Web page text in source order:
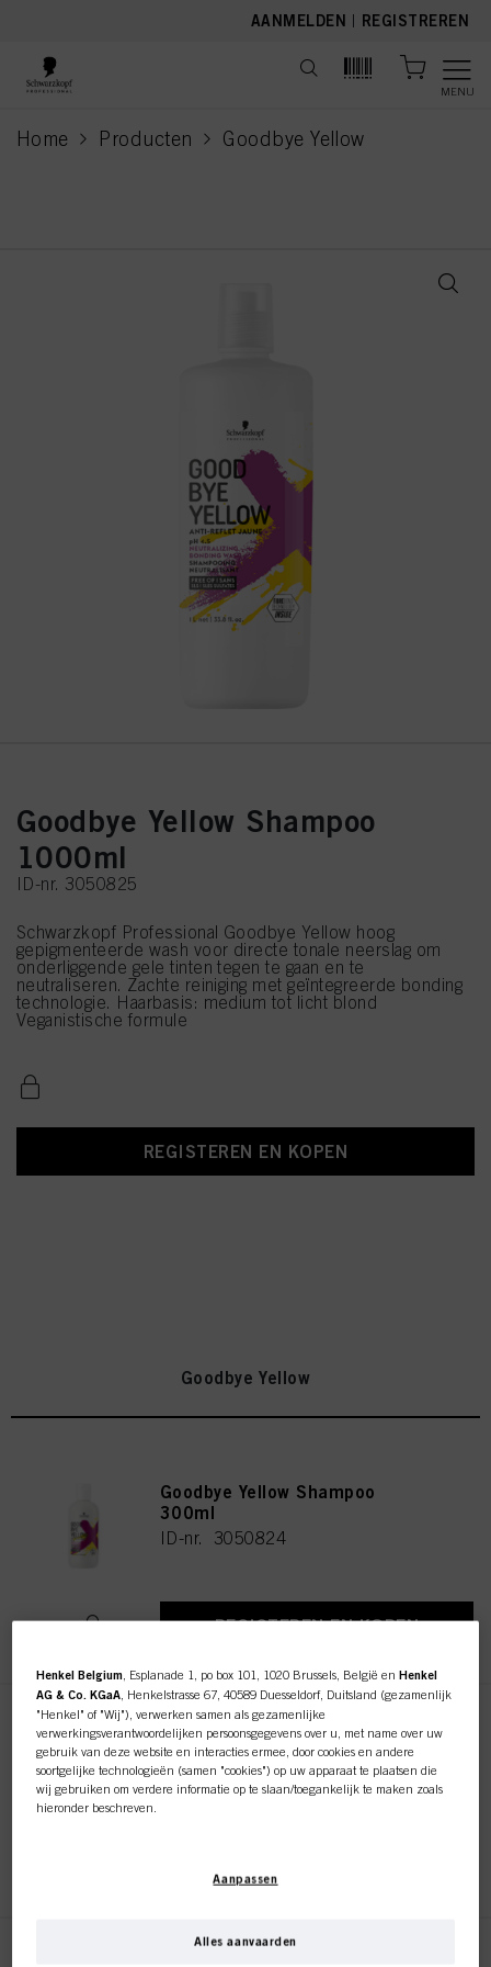
AANMELDEN | REGISTREREN
MENU
Home Producten Goodbye Yellow
current page
Goodbye Yellow Shampoo
1000ml
ID-nr. 3050825
Schwarzkopf Professional Goodbye Yellow hoog
gepigmenteerde wash voor directe tonale neerslag om
onderliggende gele tinten tegen te gaan en te
neutraliseren. Zachte reiniging met geïntegreerde bonding
technologie. Haarbasis: medium tot licht blond
Veganistische formule
REGISTEREN EN KOPEN
Goodbye Yellow
Goodbye Yellow Shampoo
300ml
ID-nr. 3050824
REGISTEREN EN KOPEN
Goodbye Yellow Shampoo
1000ml
ID-nr. 3050825
Henkel Belgium , Esplanade 1, po box 101, 1020 Brussels, België enHenkel
AG & Co. KGaA , Henkelstrasse 67, 40589 Duesseldorf, Duitsland (gezamenlijk
"Henkel" of "Wij"), verwerken samen als gezamenlijke
verwerkingsverantwoordelijken persoonsgegevens over u, met name over uw
gebruik van deze website en interacties ermee, door cookies en andere
soortgelijke technologieën (samen "cookies") op uw apparaat te plaatsen die
wij gebruiken om verdere informatie op te slaan/toegankelijk te maken zoals
hieronder beschreven.
aangegeven in onze Gegevensbeschermingsverklaring waarnaar een link in
te meten en te optimaliseren, om u
Aanpassen
Alles aanvaarden